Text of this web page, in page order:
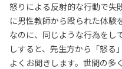
怒りによる反射的な行動で失
に男性教師から殴られた体験
なのに、同じような行為をし
しすると、先生方から「怒る
よくお聞きします。世間の多